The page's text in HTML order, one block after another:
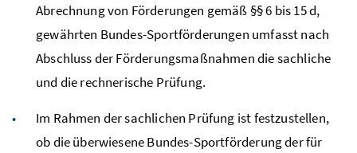
Abrechnung von Förderungen gemäß §§ 6 bis 15 d,
gewährten Bundes-Sportförderungen umfasst nach
Abschluss der Förderungsmaßnahmen die sachliche
und die rechnerische Prüfung.
Im Rahmen der sachlichen Prüfung ist festzustellen,
ob die überwiesene Bundes-Sportförderung der für